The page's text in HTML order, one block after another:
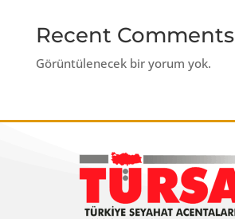
Recent Comments
Görüntülenecek bir yorum yok.